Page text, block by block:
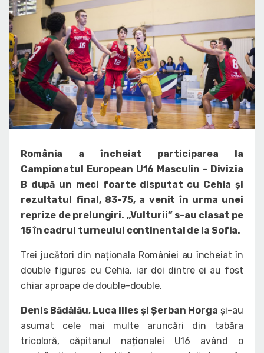
România a încheiat participarea la
Campionatul European U16 Masculin - Divizia
B după un meci foarte disputat cu Cehia și
rezultatul final, 83-75, a venit în urma unei
reprize de prelungiri. „Vulturii” s-au clasat pe
15 în cadrul turneului continental de la Sofia.
Trei jucători din naționala României au încheiat în
double figures cu Cehia, iar doi dintre ei au fost
chiar aproape de double-double.
Denis Bădălău, Luca Illes și Șerban Horga și-au
asumat cele mai multe aruncări din tabăra
tricoloră, căpitanul naționalei U16 având o